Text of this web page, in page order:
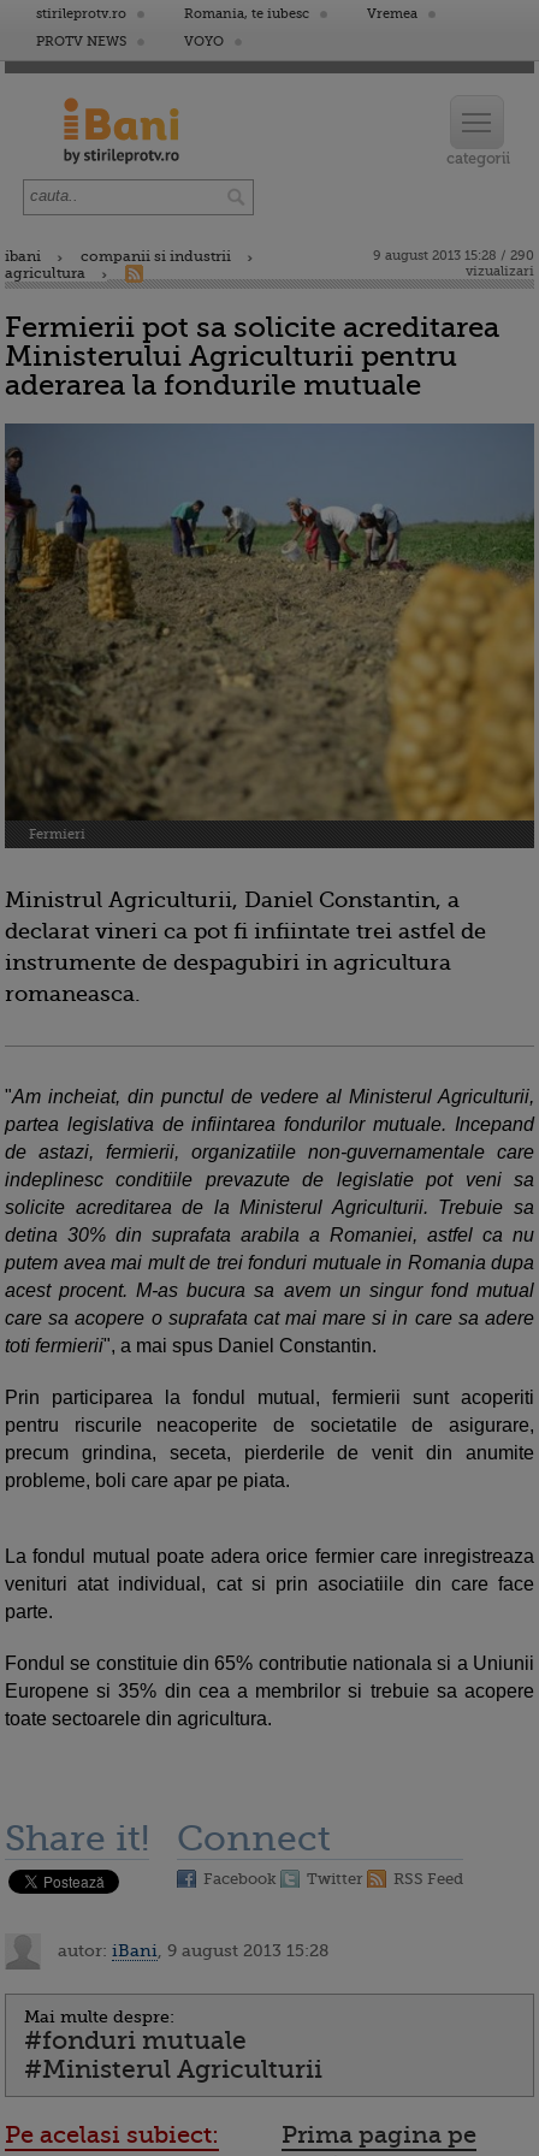
stirileprotv.ro Romania, te iubesc
Vremea
PROTV NEWS
VOYO
ibani
companii si industrii
agricultura
9 august 2013 15:28 / 290
vizualizari
Fermierii pot sa solicite acreditarea
Ministerului Agriculturii pentru
aderarea la fondurile mutuale
Fermieri
Ministrul Agriculturii, Daniel Constantin, a
declarat vineri ca pot fi infiintate trei astfel de
instrumente de despagubiri in agricultura
romaneasca.
"Am incheiat, din punctul de vedere al Ministerul Agriculturii,
partea legislativa de infiintarea fondurilor mutuale. Incepand
de astazi, fermierii, organizatiile non-guvernamentale care
indeplinesc conditiile prevazute de legislatie pot veni sa
solicite acreditarea de la Ministerul Agriculturii. Trebuie sa
detina 30% din suprafata arabila a Romaniei, astfel ca nu
putem avea mai mult de trei fonduri mutuale in Romania dupa
acest procent. M-as bucura sa avem un singur fond mutual
care sa acopere o suprafata cat mai mare si in care sa adere
toti fermierii", a mai spus Daniel Constantin.
Prin participarea la fondul mutual, fermierii sunt acoperiti
pentru riscurile neacoperite de societatile de asigurare,
precum grindina, seceta, pierderile de venit din anumite
probleme, boli care apar pe piata.
La fondul mutual poate adera orice fermier care inregistreaza
venituri atat individual, cat si prin asociatiile din care face
parte.
Fondul se constituie din 65% contributie nationala si a Uniunii
Europene si 35% din cea a membrilor si trebuie sa acopere
toate sectoarele din agricultura.
Share it! Connect
Facebook Twitter RSS Feed
autor: iBani , 9 august 2013 15:28
Mai multe despre:
#fonduri mutuale
#Ministerul Agriculturii
Pe acelasi subiect:
Prima pagina pe